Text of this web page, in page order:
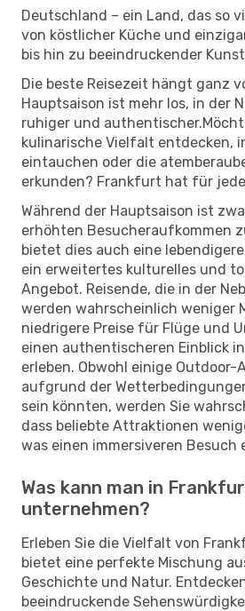
Deutschland – ein Land, das so
von köstlicher Küche und
bis hin zu beeindruckender
Die beste Reisezeit hängt ganz
Hauptsaison ist mehr los, in der
ruhiger und
kulinarische Vielfalt entdecken,
eintauchen oder die
erkunden? Frankfurt hat für
Während der Hauptsaison ist
erhöhten Besucheraufkommen
bietet dies auch eine
ein erweitertes kulturelles und
Angebot. Reisende, die in der
werden wahrscheinlich weniger
niedrigere Preise für Flüge und
einen authentischeren Einblick
erleben. Obwohl einige
aufgrund der
sein könnten, werden Sie
dass beliebte Attraktionen
was einen immersiveren Besuch
Was kann man in
unternehmen?
Erleben Sie die Vielfalt von
bietet eine perfekte Mischung
Geschichte und Natur.
beeindruckende